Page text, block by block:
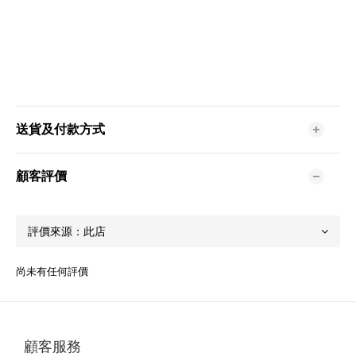
送貨及付款方式
顧客評價
尚未有任何評價
顧客服務